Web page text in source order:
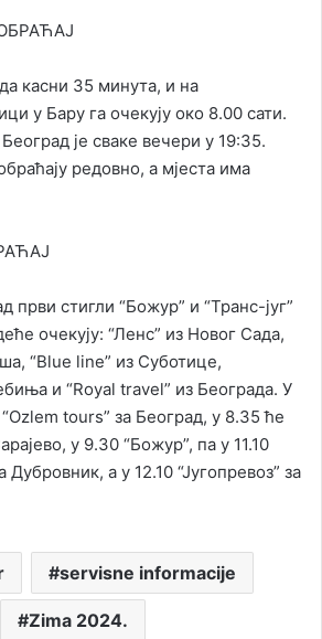
касни 35 минута, и на
у Бару га очекују око 8.00 сати.
је сваке вечери у 19:35.
редовно, а мјеста има
први стигли “Божур” и “Транс-југ”
очекују: “Ленс” из Новог Сада,
“Blue line” из Суботице,
и “Royal travel” из Београда. У
“Оzlem tours” за Београд, у 8.35 ће
у 9.30 “Божур”, па у 11.10
Дубровник, а у 12.10 “Југопревоз” за
servisne informacije
Zima 2024.